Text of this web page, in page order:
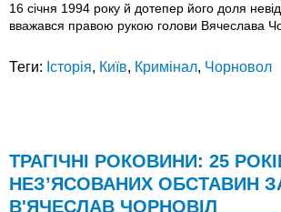
16 січня 1994 року й дотепер його доля
вважався правою рукою голови Вячеслава
Теги: Історія, Київ, Кримінал, Чорновол
ТРАГІЧНІ РОКОВИНИ: 25
НЕЗ’ЯСОВАНИХ ОБСТАВИН
В'ЯЧЕСЛАВ ЧОРНОВІЛ